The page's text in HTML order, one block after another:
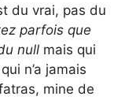
du vrai, pas du
parfois que
null mais qui
n’a jamais
mine de